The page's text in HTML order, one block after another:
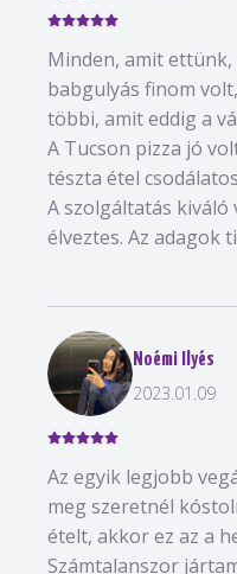
Minden, amit ettünk,
babgulyás finom
többi, amit eddig a
A Tucson pizza jó
tészta étel
A szolgáltatás kiváló
élveztes. Az adagok
Noémi Ilyés
2023.01.09
Az egyik legjobb
meg szeretnél
ételt, akkor ez az a
Számtalanszor